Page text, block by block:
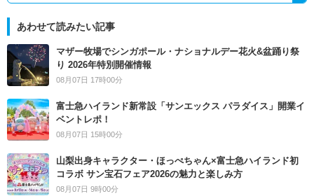
あわせて読みたい記事
マザー牧場でシンガポール・ナショナルデー花火&盆踊り祭
り 2026年特別開催情報
08月07日 17時00分
富士急ハイランド新常設「サンエックス パラダイス」開業イ
ベントレポ！
08月07日 15時00分
山梨出身キャラクター・ほっぺちゃん×富士急ハイランド初
コラボ サン宝石フェア2026の魅力と楽しみ方
08月07日 9時00分